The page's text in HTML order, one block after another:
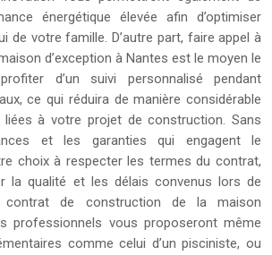
énergétique élevée afin d’optimiser
de votre famille. D’autre part, faire appel à
d’exception à Nantes est le moyen le
d’un suivi personnalisé pendant
ce qui réduira de manière considérable
liées à votre projet de construction. Sans
et les garanties qui engagent le
choix à respecter les termes du contrat,
la qualité et les délais convenus lors de
contrat de construction de la maison
professionnels vous proposeront même
comme celui d’un pisciniste, ou